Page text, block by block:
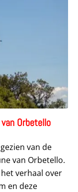
Orbetello
van de
van Orbetello.
verhaal over
en deze